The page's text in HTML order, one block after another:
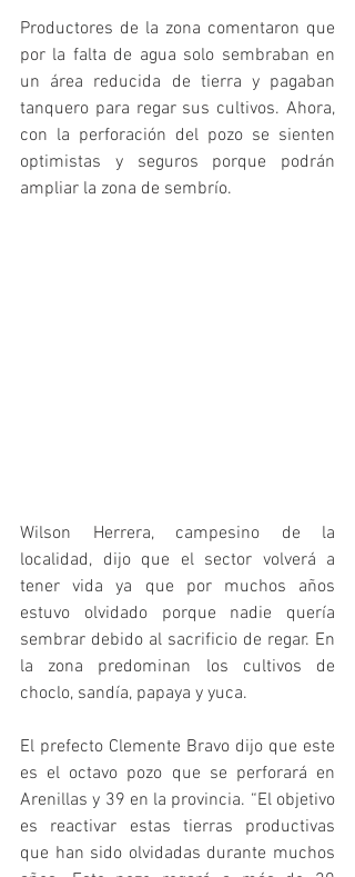
Productores de la zona comentaron que
por la falta de agua solo sembraban en
un área reducida de tierra y pagaban
tanquero para regar sus cultivos. Ahora,
con la perforación del pozo se sienten
optimistas y seguros porque podrán
ampliar la zona de sembrío.
Wilson Herrera, campesino de la
localidad, dijo que el sector volverá a
tener vida ya que por muchos años
estuvo olvidado porque nadie quería
sembrar debido al sacrificio de regar. En
la zona predominan los cultivos de
choclo, sandía, papaya y yuca.
El prefecto Clemente Bravo dijo que este
es el octavo pozo que se perforará en
Arenillas y 39 en la provincia. “El objetivo
es reactivar estas tierras productivas
que han sido olvidadas durante muchos